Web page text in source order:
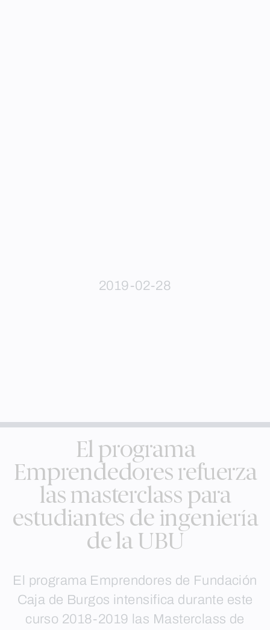
2019-02-28
El programa
Emprendedores refuerza
las masterclass para
estudiantes de ingeniería
de la UBU
El programa Emprendores de Fundación
Caja de Burgos intensifica durante este
curso 2018-2019 las Masterclass de